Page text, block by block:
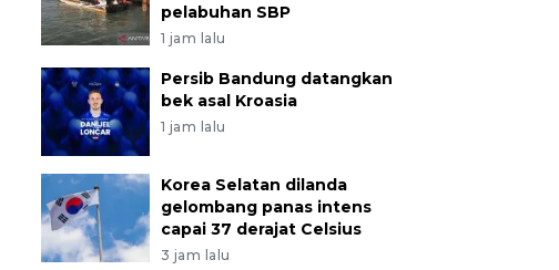
pelabuhan SBP
1 jam lalu
Persib Bandung datangkan
bek asal Kroasia
1 jam lalu
Korea Selatan dilanda
gelombang panas intens
capai 37 derajat Celsius
3 jam lalu